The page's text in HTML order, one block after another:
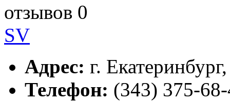
отзывов 0
SV
Адрес: г.
Телефон: (343) 375-